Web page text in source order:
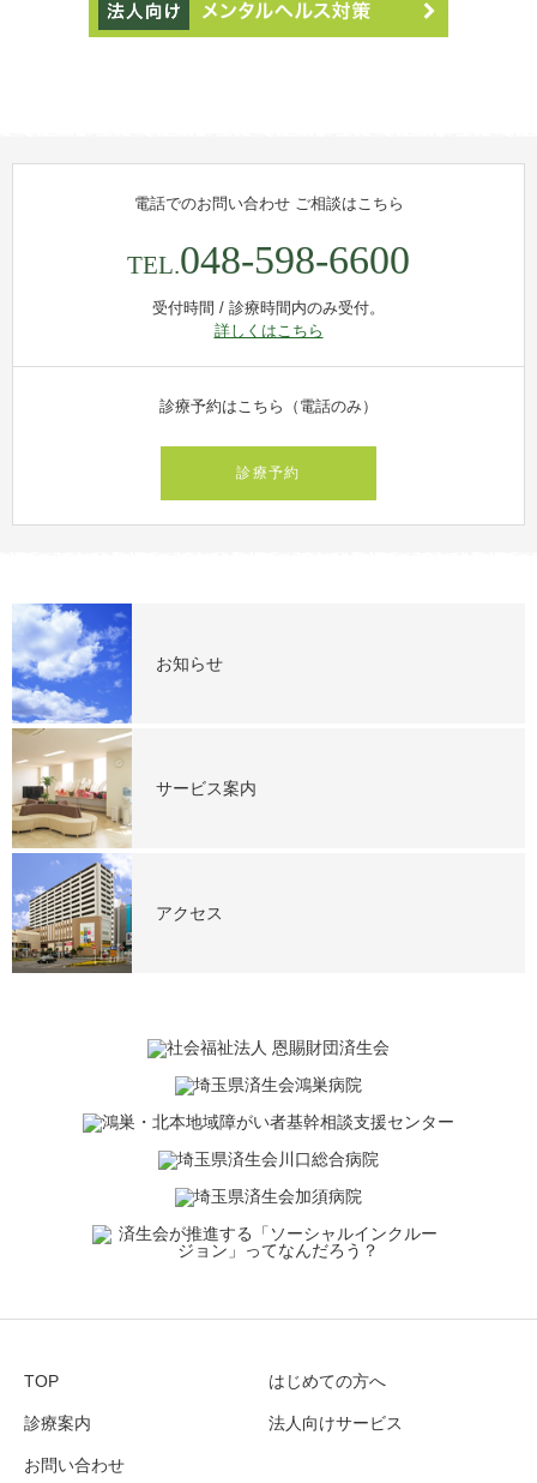
電話でのお問い合わせご相談はこちら
TEL.048-598-6600
受付時間 / 診療時間内のみ受付。
詳しくはこちら
診療予約はこちら（電話のみ）
診療予約
お知らせ
サービス案内
アクセス
TOP はじめての方へ
診療案内 法人向けサービス
お問い合わせ